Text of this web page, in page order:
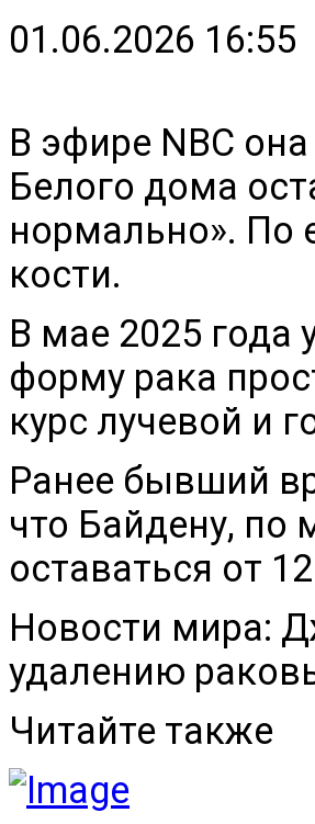
01.06.2026 16:55
В эфире NBC
Белого дома
нормально». По
кости.
В мае 2025 года
форму рака
курс лучевой и
Ранее бывший
что Байдену, по
оставаться от
Новости мира:
удалению
Читайте также